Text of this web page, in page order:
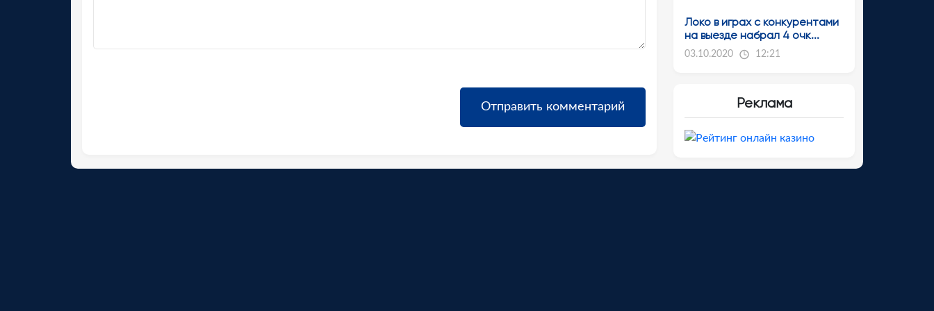
Локо в играх с конкурентами
на выезде набрал 4 очк...
03.10.2020 12:21
Реклама